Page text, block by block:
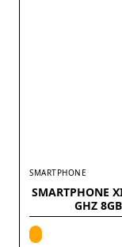
SMARTPHONE
SMARTPHONE
GHZ